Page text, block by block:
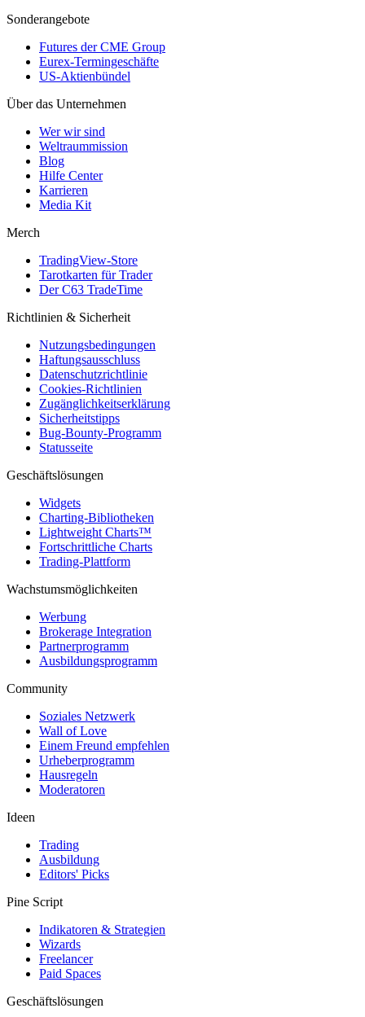
Sonderangebote
Futures der CME Group
Eurex-Termingeschäfte
US-Aktienbündel
Über das Unternehmen
Wer wir sind
Weltraummission
Blog
Hilfe Center
Karrieren
Media Kit
Merch
TradingView-Store
Tarotkarten für Trader
Der C63 TradeTime
Richtlinien & Sicherheit
Nutzungsbedingungen
Haftungsausschluss
Datenschutzrichtlinie
Cookies-Richtlinien
Zugänglichkeitserklärung
Sicherheitstipps
Bug-Bounty-Programm
Statusseite
Geschäftslösungen
Widgets
Charting-Bibliotheken
Lightweight Charts™
Fortschrittliche Charts
Trading-Plattform
Wachstumsmöglichkeiten
Werbung
Brokerage Integration
Partnerprogramm
Ausbildungsprogramm
Community
Soziales Netzwerk
Wall of Love
Einem Freund empfehlen
Urheberprogramm
Hausregeln
Moderatoren
Ideen
Trading
Ausbildung
Editors' Picks
Pine Script
Indikatoren & Strategien
Wizards
Freelancer
Paid Spaces
Geschäftslösungen